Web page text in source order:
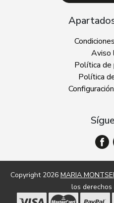
Aviso
Política de
Política
Copyright 2026 MARIA
los derechos